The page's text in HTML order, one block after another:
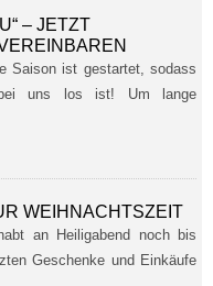
– JETZT
Saison ist gestartet, sodass
uns los ist! Um lange
WEIHNACHTSZEIT
an Heiligabend noch bis
Geschenke und Einkäufe